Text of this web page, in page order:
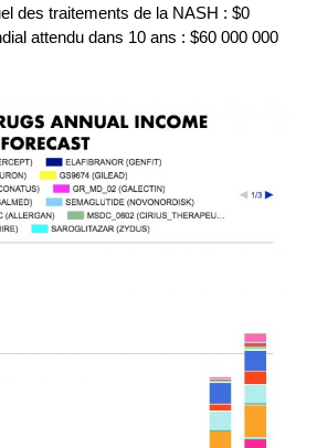
des traitements de la NASH : $0
attendu dans 10 ans : $60 000 000